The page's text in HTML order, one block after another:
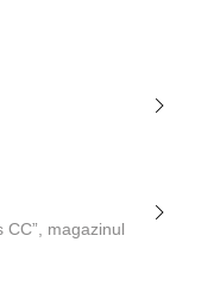
CC”, magazinul